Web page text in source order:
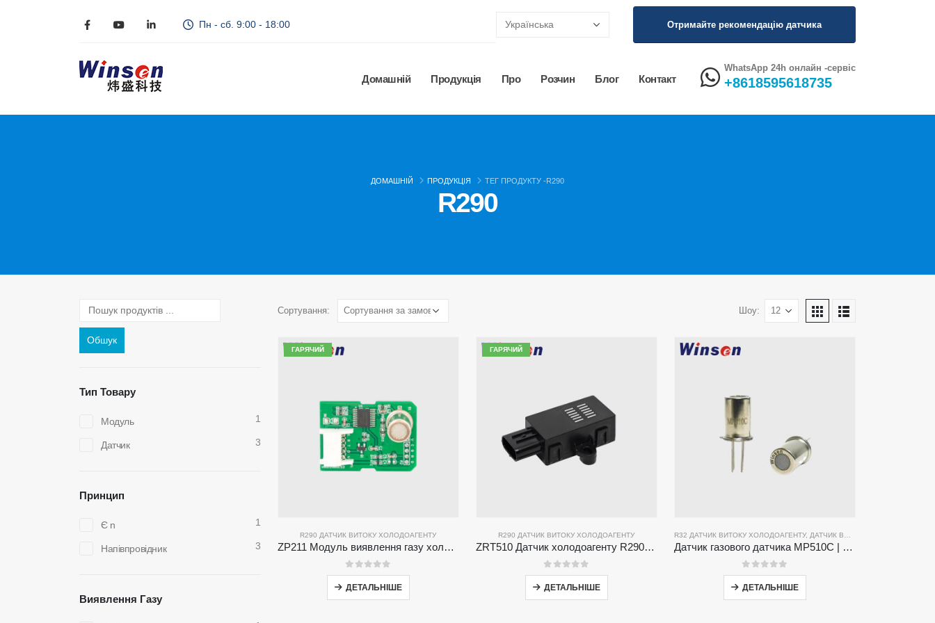
Пн - сб. 9:00 - 18:00 Отримайте рекомендацію датчика
Домашній Продукція Про Розчин Блог Контакт
WhatsApp 24h онлайн -сервіс
+8618595618735
ДОМАШНІЙ ПРОДУКЦІЯ ТЕГ ПРОДУКТУ -R290
R290
Сортування: Шоу:
ГАРЯЧИЙ
R290 ДАТЧИК ВИТОКУ ХОЛОДОАГЕНТУ
ZP211 Модуль виявлення газу холодоагенту-датчик високої чутливості для виявлення витоку холодоагенту
0з 5
ДЕТАЛЬНІШЕ
ГАРЯЧИЙ
R290 ДАТЧИК ВИТОКУ ХОЛОДОАГЕНТУ
ZRT510 Датчик холодоагенту R290-високопродуктивний датчик холодоагенту NDIR
0з 5
ДЕТАЛЬНІШЕ
R32 ДАТЧИК ВИТОКУ ХОЛОДОАГЕНТУ, ДАТЧИК ВИТОКУ ХОЛОДОАГЕНТУ R134A
Датчик газового датчика MP510C | Виявлення витоку Freon з високою чутливістю для R32, R134A, R410A, R290
0з 5
ДЕТАЛЬНІШЕ
Обшук
Тип Товару
Модуль 1
Датчик 3
Принцип
Є n 1
Напівпровідник 3
Виявлення Газу